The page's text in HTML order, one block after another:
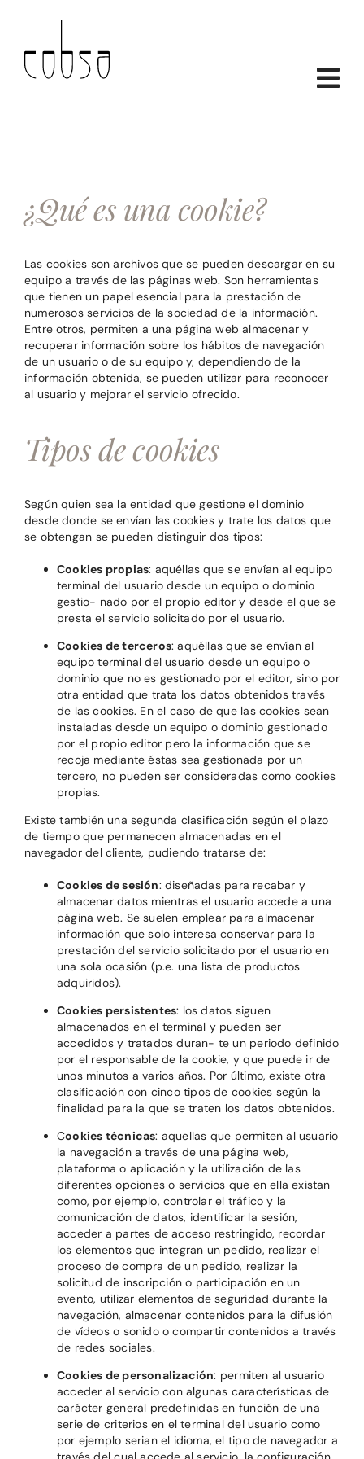
¿Qué es una cookie?
Las cookies son archivos que se pueden descargar en su
equipo a través de las páginas web. Son herramientas
que tienen un papel esencial para la prestación de
numerosos servicios de la sociedad de la información.
Entre otros, permiten a una página web almacenar y
recuperar información sobre los hábitos de navegación
de un usuario o de su equipo y, dependiendo de la
información obtenida, se pueden utilizar para reconocer
al usuario y mejorar el servicio ofrecido.
Tipos de cookies
Según quien sea la entidad que gestione el dominio
desde donde se envían las cookies y trate los datos que
se obtengan se pueden distinguir dos tipos:
Cookies propias: aquéllas que se envían al equipo
terminal del usuario desde un equipo o dominio
gestio- nado por el propio editor y desde el que se
presta el servicio solicitado por el usuario.
Cookies de terceros: aquéllas que se envían al
equipo terminal del usuario desde un equipo o
dominio que no es gestionado por el editor, sino por
otra entidad que trata los datos obtenidos través
de las cookies. En el caso de que las cookies sean
instaladas desde un equipo o dominio gestionado
por el propio editor pero la información que se
recoja mediante éstas sea gestionada por un
tercero, no pueden ser consideradas como cookies
propias.
Existe también una segunda clasificación según el plazo
de tiempo que permanecen almacenadas en el
navegador del cliente, pudiendo tratarse de:
Cookies de sesión: diseñadas para recabar y
almacenar datos mientras el usuario accede a una
página web. Se suelen emplear para almacenar
información que solo interesa conservar para la
prestación del servicio solicitado por el usuario en
una sola ocasión (p.e. una lista de productos
adquiridos).
Cookies persistentes: los datos siguen
almacenados en el terminal y pueden ser
accedidos y tratados duran- te un periodo definido
por el responsable de la cookie, y que puede ir de
unos minutos a varios años. Por último, existe otra
clasificación con cinco tipos de cookies según la
finalidad para la que se traten los datos obtenidos.
Cookies técnicas: aquellas que permiten al usuario
la navegación a través de una página web,
plataforma o aplicación y la utilización de las
diferentes opciones o servicios que en ella existan
como, por ejemplo, controlar el tráfico y la
comunicación de datos, identificar la sesión,
acceder a partes de acceso restringido, recordar
los elementos que integran un pedido, realizar el
proceso de compra de un pedido, realizar la
solicitud de inscripción o participación en un
evento, utilizar elementos de seguridad durante la
navegación, almacenar contenidos para la difusión
de vídeos o sonido o compartir contenidos a través
de redes sociales.
Cookies de personalización: permiten al usuario
acceder al servicio con algunas características de
carácter general predefinidas en función de una
serie de criterios en el terminal del usuario como
por ejemplo serian el idioma, el tipo de navegador a